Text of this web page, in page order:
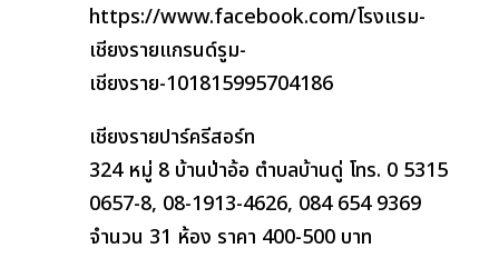
https://www.facebook.com/โรงแรม-
เชียงรายแกรนด์รูม-
เชียงราย-101815995704186
เชียงรายปาร์ครีสอร์ท
324 หมู่ 8 บ้านป่าอ้อ ตำบลบ้านดู่ โทร. 0 5315
0657-8, 08-1913-4626, 084 654 9369
จำนวน 31 ห้อง ราคา 400-500 บาท